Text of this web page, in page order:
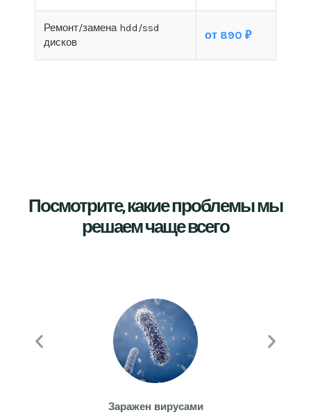
Ремонт/замена hdd/ssd
дисков
от 890 ₽
Посмотрите, какие проблемы мы
решаем чаще всего
Заражен вирусами